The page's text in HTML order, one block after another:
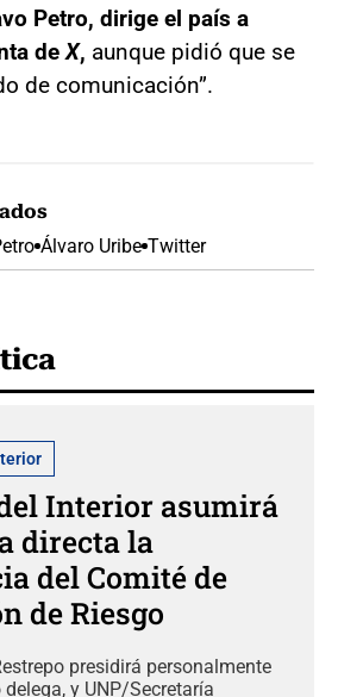
Petro, dirige el país a
deX, aunque pidió que se
de comunicación”.
Álvaro Uribe Twitter
Interior asumirá
directa la
del Comité de
de Riesgo
presidirá personalmente
delega, y UNP/Secretaría